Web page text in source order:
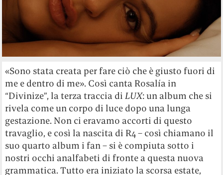
«Sono stata creata per fare ciò che è giusto fuori di
me e dentro di me». Così canta Rosalía in
“Divinize”, la terza traccia diLUX: un album che si
rivela come un corpo di luce dopo una lunga
gestazione. Non ci eravamo accorti di questo
travaglio, e così la nascita di R4 – così chiamano il
suo quarto album i fan – si è compiuta sotto i
nostri occhi analfabeti di fronte a questa nuova
grammatica. Tutto era iniziato la scorsa estate,